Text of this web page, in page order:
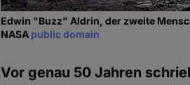
Edwin "Buzz" Aldrin, der zweite
NASA public domain
Vor genau 50 Jahren